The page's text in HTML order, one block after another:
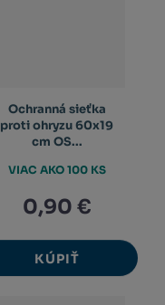
Ochranná sieťka
proti ohryzu 60x19
cm OS...
0,90 €
KÚPIŤ
VIAC AKO 100 KS